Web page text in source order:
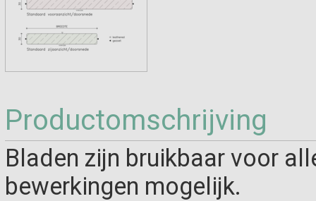
Productomschrijving
Bladen zijn bruikbaar voor
bewerkingen mogelijk.